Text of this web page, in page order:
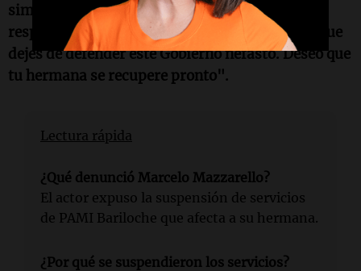
similares a la de tu hermana no obtendrán
respuesta. Espero tu empatía para con ellos y que
dejes de defender este Gobierno nefasto. Deseo que
tu hermana se recupere pronto".
Lectura rápida
¿Qué denunció Marcelo Mazzarello?
El actor expuso la suspensión de servicios
de PAMI Bariloche que afecta a su hermana.
¿Por qué se suspendieron los servicios?